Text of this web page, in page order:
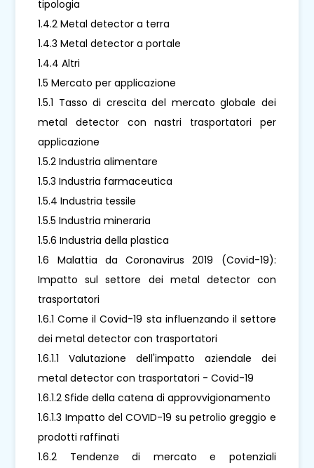
tipologia
1.4.2 Metal detector a terra
1.4.3 Metal detector a portale
1.4.4 Altri
1.5 Mercato per applicazione
1.5.1 Tasso di crescita del mercato globale dei
metal detector con nastri trasportatori per
applicazione
1.5.2 Industria alimentare
1.5.3 Industria farmaceutica
1.5.4 Industria tessile
1.5.5 Industria mineraria
1.5.6 Industria della plastica
1.6 Malattia da Coronavirus 2019 (Covid-19):
Impatto sul settore dei metal detector con
trasportatori
1.6.1 Come il Covid-19 sta influenzando il settore
dei metal detector con trasportatori
1.6.1.1 Valutazione dell'impatto aziendale dei
metal detector con trasportatori - Covid-19
1.6.1.2 Sfide della catena di approvvigionamento
1.6.1.3 Impatto del COVID-19 su petrolio greggio e
prodotti raffinati
1.6.2 Tendenze di mercato e potenziali